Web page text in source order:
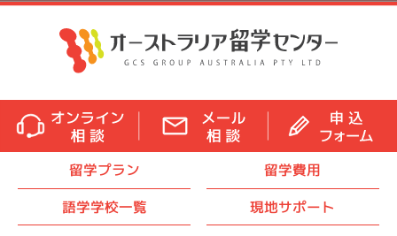
留学プラン
留学費用
語学学校一覧
現地サポート